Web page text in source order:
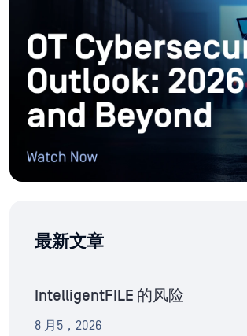
最新文章
IntelligentFILE 的风险
8 月5，2026